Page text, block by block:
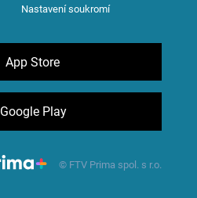
Nastavení soukromí
App Store
Google Play
© FTV Prima spol. s r.o.